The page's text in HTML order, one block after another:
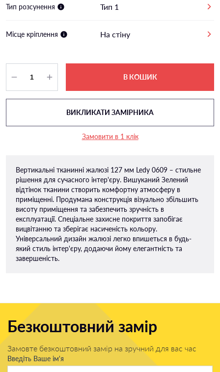
Тип розсунення Тип 1
Місце кріплення На стіну
В КОШИК
ВИКЛИКАТИ ЗАМІРНИКА
Замовити в 1 клік
Вертикальні тканинні жалюзі 127 мм Ledy 0609 – стильне
рішення для сучасного інтер'єру. Вишуканий Зелений
відтінок тканини створить комфортну атмосферу в
приміщенні. Продумана конструкція візуально збільшить
висоту приміщення та забезпечить зручність в
експлуатації. Спеціальне захисне покриття запобігає
вицвітанню та зберігає насиченість кольору.
Універсальний дизайн жалюзі легко впишеться в будь-
який стиль інтер'єру, додаючи йому елегантність та
завершеність.
Безкоштовний замір
Замовте безкоштовний замір на зручний для вас час
Введіть Ваше ім'я